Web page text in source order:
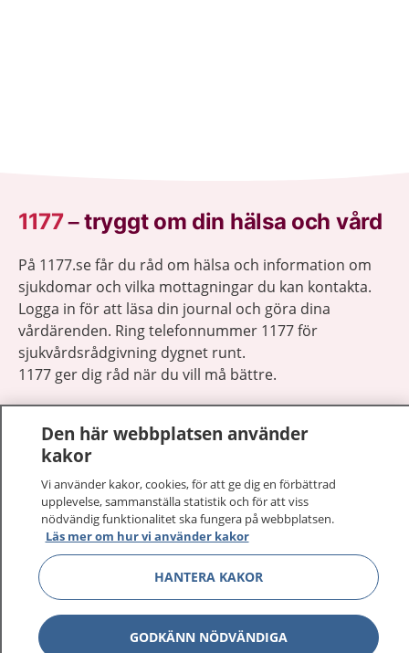
1177–tryggt om din hälsa och vård
På 1177.se får du råd om hälsa och information om
sjukdomar och vilka mottagningar du kan kontakta.
Logga in för att läsa din journal och göra dina
vårdärenden. Ring telefonnummer 1177 för
sjukvårdsrådgivning dygnet runt.
1177 ger dig råd när du vill må bättre.
1177 på flera språk
Om 1177
Kontakt Visa
Den här webbplatsen använder
kakor
Vi använder kakor, cookies, för att ge dig en förbättrad
upplevelse, sammanställa statistik och för att viss
nödvändig funktionalitet ska fungera på webbplatsen.
Läs mer om hur vi använder kakor
HANTERA KAKOR
GODKÄNN NÖDVÄNDIGA